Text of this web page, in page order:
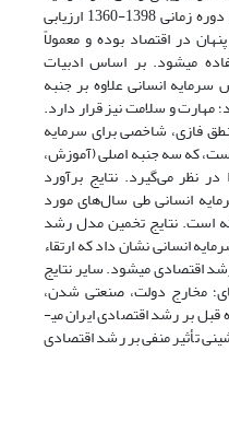
انسانی بر رشد اقتصادی ایران را طی دوره زمانی 1398-1360 ارزیابی
در اقتصاد بوده و معمولاً
می­شود. بر اساس ادبیات
انسانی علاوه بر جنبه
مهارت و سلامت نیز قرار دارد.
فازی، شاخصی برای سرمایه
که سه جنبه اصلی (آموزش،
نظر می‌گیرد. نتایج برآورد
انسانی طی سال‌های مورد
است. نتایج تخمین مدل رشد
انسانی نشان داد که ارتقاء
اقتصادی می­شود. سایر نتایج
مخارج دولت، صنعتی شدن،
سرمایه فیزیکی و رشد اقتصادی دوره قبل بر رشد اقتصادی ایران می­
تأثیر منفی بر رشد اقتصادی